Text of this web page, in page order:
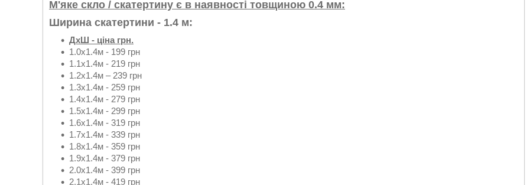
М'яке скло / скатертину є в наявності товщиною 0.4 мм:
Ширина скатертини - 1.4 м:
ДхШ - ціна грн.
1.0х1.4м - 199 грн
1.1х1.4м - 219 грн
1.2х1.4м – 239 грн
1.3х1.4м - 259 грн
1.4х1.4м - 279 грн
1.5х1.4м - 299 грн
1.6х1.4м - 319 грн
1.7х1.4м - 339 грн
1.8х1.4м - 359 грн
1.9х1.4м - 379 грн
2.0х1.4м - 399 грн
2.1х1.4м - 419 грн